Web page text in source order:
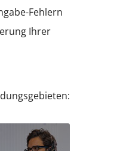
Fehlern
Ihrer